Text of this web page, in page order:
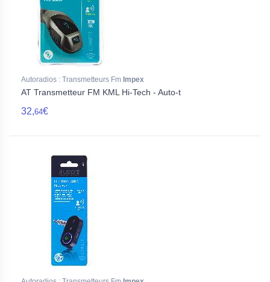
Autoradios : Transmetteurs Fm Impex
AT Transmetteur FM KML Hi-Tech - Auto-t
32,64€